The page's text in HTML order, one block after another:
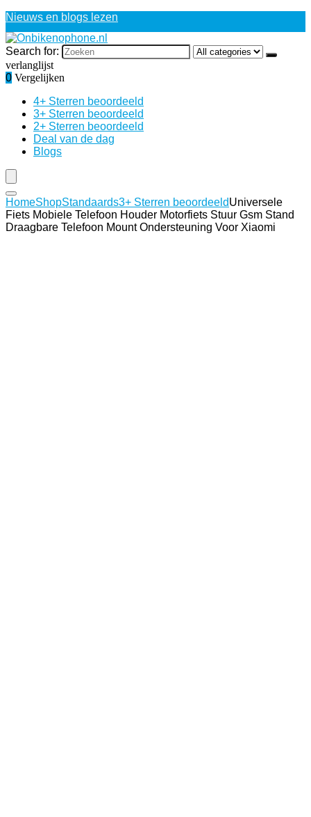
Nieuws en blogs lezen
Search for:
verlanglijst
0 Vergelijken
4+ Sterren beoordeeld
3+ Sterren beoordeeld
2+ Sterren beoordeeld
Deal van de dag
Blogs
HomeShopStandaards3+ Sterren beoordeeldUniversele
Fiets Mobiele Telefoon Houder Motorfiets Stuur Gsm Stand
Draagbare Telefoon Mount Ondersteuning Voor Xiaomi